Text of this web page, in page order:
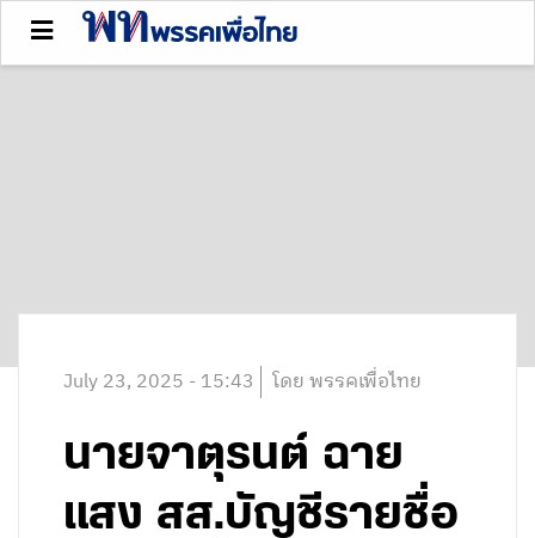
July 23, 2025 - 15:43 โดย พรรคเพื่อไทย
นายจาตุรนต์ ฉาย
แสง สส.บัญชีรายชื่อ